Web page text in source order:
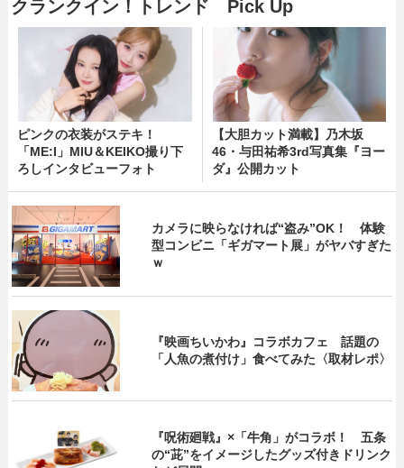
クランクイン！トレンド Pick Up
ピンクの衣装がステキ！
「ME:I」MIU＆KEIKO撮り下
ろしインタビューフォト
【大胆カット満載】乃木坂
46・与田祐希3rd写真集『ヨー
ダ』公開カット
カメラに映らなければ“盗み”OK！ 体験
型コンビニ「ギガマート展」がヤバすぎた
ｗ
『映画ちいかわ』コラボカフェ 話題の
「人魚の煮付け」食べてみた〈取材レポ〉
『呪術廻戦』×「牛角」がコラボ！ 五条
の“茈”をイメージしたグッズ付きドリンク